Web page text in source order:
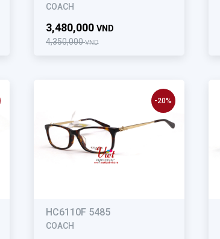
COACH
4,350,000VND
3,480,000 VND
HC6110F 5485
COACH
-20%